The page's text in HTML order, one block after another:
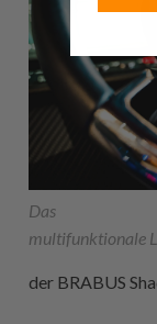
Das
multifunktionale
der BRABUS